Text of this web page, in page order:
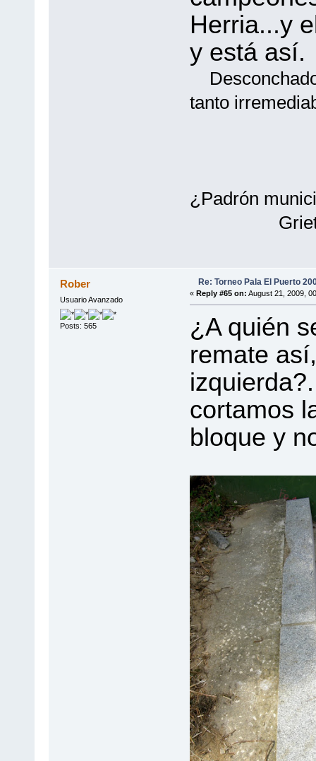
Herria...y
y está
tanto
¿Padrón
Rober
Usuario Avanzado
Posts: 565
Re: Torneo Pala El Puerto
« Reply #65 on: August 21, 2009,
¿A quién
remate
cortamos
bloque y